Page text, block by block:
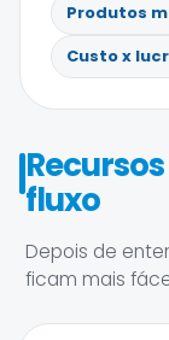
Produtos
Custo x
fluxo
Depois de
ficam mais